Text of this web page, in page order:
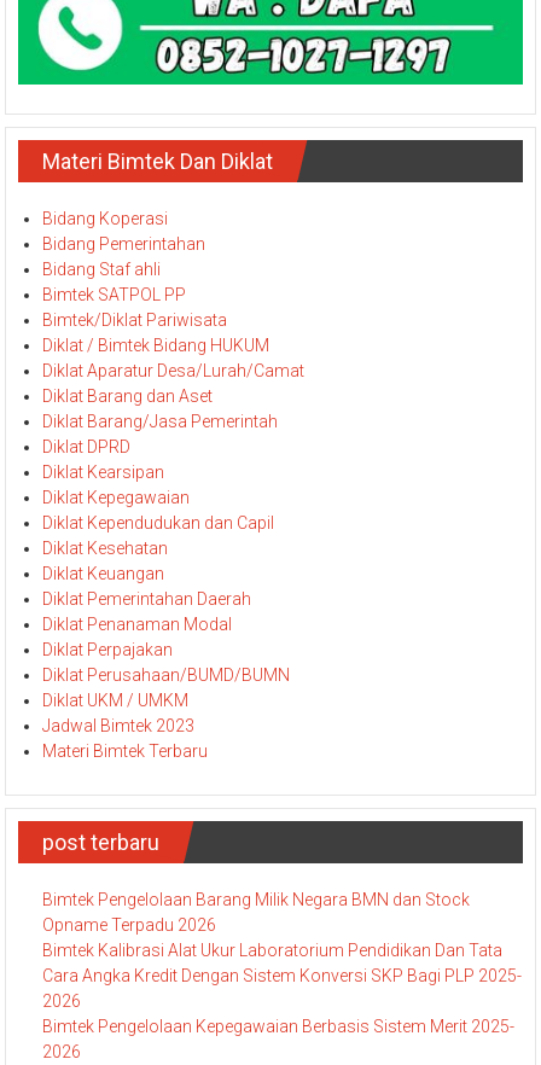
Materi Bimtek Dan Diklat
Bidang Koperasi
Bidang Pemerintahan
Bidang Staf ahli
Bimtek SATPOL PP
Bimtek/Diklat Pariwisata
Diklat / Bimtek Bidang HUKUM
Diklat Aparatur Desa/Lurah/Camat
Diklat Barang dan Aset
Diklat Barang/Jasa Pemerintah
Diklat DPRD
Diklat Kearsipan
Diklat Kepegawaian
Diklat Kependudukan dan Capil
Diklat Kesehatan
Diklat Keuangan
Diklat Pemerintahan Daerah
Diklat Penanaman Modal
Diklat Perpajakan
Diklat Perusahaan/BUMD/BUMN
Diklat UKM / UMKM
Jadwal Bimtek 2023
Materi Bimtek Terbaru
post terbaru
Bimtek Pengelolaan Barang Milik Negara BMN dan Stock
Opname Terpadu 2026
Bimtek Kalibrasi Alat Ukur Laboratorium Pendidikan Dan Tata
Cara Angka Kredit Dengan Sistem Konversi SKP Bagi PLP 2025-
2026
Bimtek Pengelolaan Kepegawaian Berbasis Sistem Merit 2025-
2026